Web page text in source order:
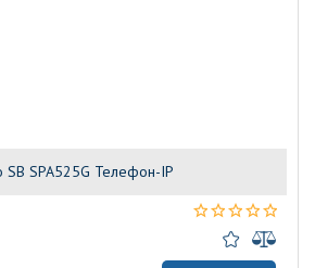
SB SPA525G Телефон-IP